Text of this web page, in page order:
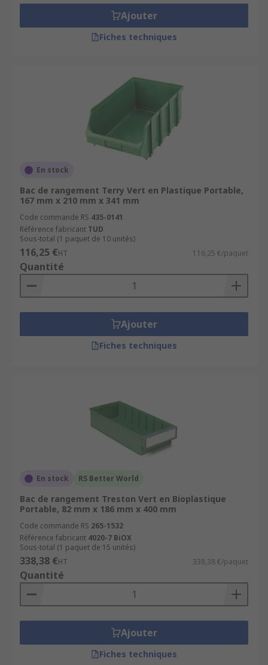
Ajouter
Fiches techniques
En stock
Bac de rangement Terry Vert en Plastique Portable,
167 mm x 210 mm x 341 mm
Code commande RS 435-0141
Référence fabricant TUD
Sous-total (1 paquet de 10 unités)
116,25 €HT 116,25 €/paquet
Quantité
Ajouter
Fiches techniques
En stock RS Better World
Bac de rangement Treston Vert en Bioplastique
Portable, 82 mm x 186 mm x 400 mm
Code commande RS 265-1532
Référence fabricant 4020-7 BiOX
Sous-total (1 paquet de 15 unités)
338,38 €HT 338,38 €/paquet
Quantité
Ajouter
Fiches techniques